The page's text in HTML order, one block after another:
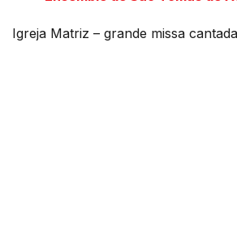
Igreja Matriz – grande missa cantada